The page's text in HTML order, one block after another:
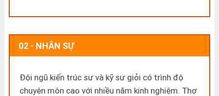
02 - NHÂN SỰ
Đội ngũ kiến trúc sư và kỹ sư giỏi có trình độ
chuyên môn cao với nhiều năm kinh nghiệm. Thợ